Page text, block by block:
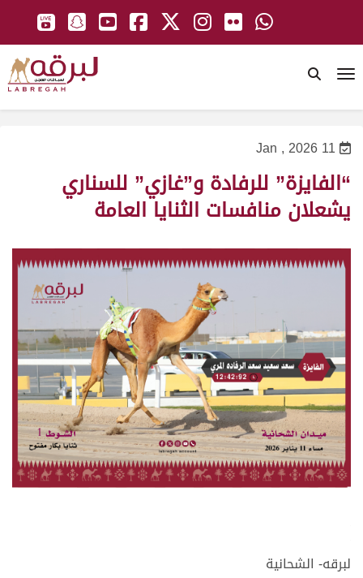
11 Jan , 2026
“الفايزة” للرفادة و”غازي” للسناري
يشعلان منافسات الثنايا العامة
لبرقه- الشحانية